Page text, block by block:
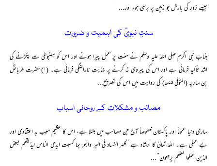
جیسے زور کی بارش جو زمین پر برسی ہو، اور...
سنتِ نبویؐ کی اہمیت و ضرورت
جناب نبی اکرم صلی اللہ علیہ وسلم نے سنت پر عمل پیرا ہونے اور اس کو مضبوطی سے پکڑنے کی
اشد تاکید فرمائی ہے اور اس کی پیروی نہ کرنے پر نہایت ناراضگی فرمائی ہے۔ (۱) حضرت عرباضؓ
بن ساریہ (المتوفی ۷۵ھ) کی روایت میں اس کی تصریح...
مصائب و مشکلات کے روحانی اسباب
ساری دنیا عموماً اور پاکستان خصوصاً آج جن مصائب میں مبتلا ہے، اس کا عظیم سبب بد اعتقادی اور
بے عملی ہے۔ اللہ تعالیٰ کا ارشاد ہے ’’ظہر الفساد فی البر والبحر بما کسبت ایدی الناس لیذیقھم بعض
الذین عملوا لعلھم یرجعون‘‘...